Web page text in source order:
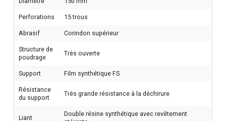
Perforations 15 trous
Abrasif Corindon supérieur
Structure de
poudrage
Très ouverte
Support Film synthétique FS
Résistance
du support
Très grande résistance à la déchirure
Liant
Double résine synthétique avec revêtement